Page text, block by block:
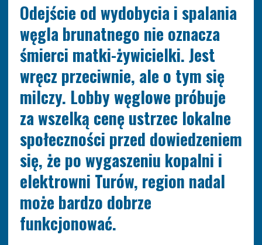
Odejście od wydobycia i spalania
węgla brunatnego nie oznacza
śmierci matki-żywicielki. Jest
wręcz przeciwnie, ale o tym się
milczy. Lobby węglowe próbuje
za wszelką cenę ustrzec lokalne
społeczności przed dowiedzeniem
się, że po wygaszeniu kopalni i
elektrowni Turów, region nadal
może bardzo dobrze
funkcjonować.